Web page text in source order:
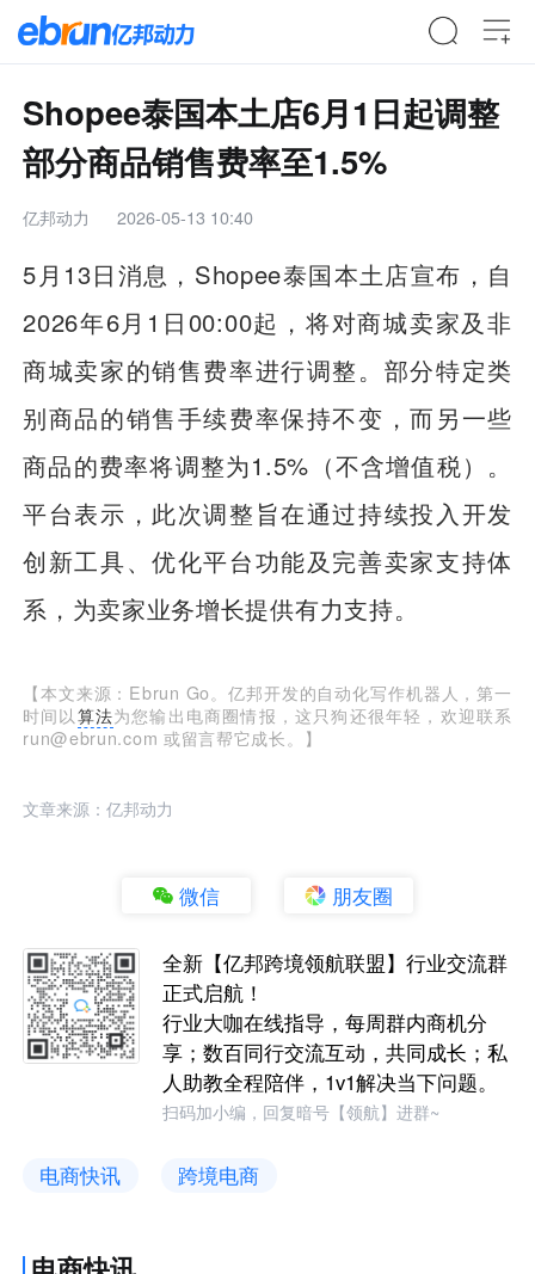
Shopee泰国本土店6月1日起调整
部分商品销售费率至1.5%
亿邦动力 2026-05-13 10:40
5月13日消息，Shopee泰国本土店宣布，自
2026年6月1日00:00起，将对商城卖家及非
商城卖家的销售费率进行调整。部分特定类
别商品的销售手续费率保持不变，而另一些
商品的费率将调整为1.5%（不含增值税）。
平台表示，此次调整旨在通过持续投入开发
创新工具、优化平台功能及完善卖家支持体
系，为卖家业务增长提供有力支持。
【本文来源：Ebrun Go。亿邦开发的自动化写作机器人，第一
时间以 算法为您输出电商圈情报，这只狗还很年轻，欢迎联系
run@ebrun.com 或留言帮它成长。】
文章来源：亿邦动力
微信 朋友圈
全新【亿邦跨境领航联盟】行业交流群
正式启航！
行业大咖在线指导，每周群内商机分
享；数百同行交流互动，共同成长；私
人助教全程陪伴，1v1解决当下问题。
扫码加小编，回复暗号【领航】进群~
电商快讯 跨境电商